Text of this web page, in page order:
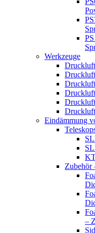
Werkzeuge
Eindämmung
Zubehör
–